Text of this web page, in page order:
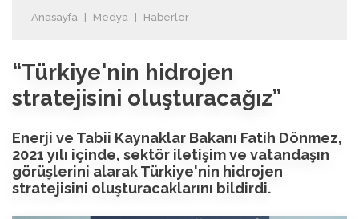
Anasayfa Medya Haberler
“Türkiye'nin hidrojen
stratejisini oluşturacağız”
Enerji ve Tabii Kaynaklar Bakanı Fatih Dönmez,
2021 yılı içinde, sektör iletişim ve vatandaşın
görüşlerini alarak Türkiye'nin hidrojen
stratejisini oluşturacaklarını bildirdi.